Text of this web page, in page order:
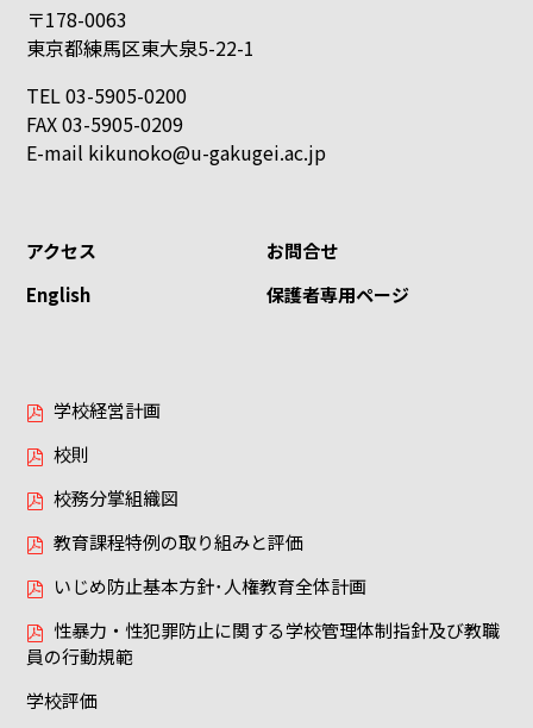
〒178-0063
東京都練馬区東大泉5-22-1
TEL 03-5905-0200
FAX 03-5905-0209
E-mail kikunoko@u-gakugei.ac.jp
アクセス
お問合せ
English
保護者専用ページ
学校経営計画
校則
校務分掌組織図
教育課程特例の取り組みと評価
いじめ防止基本方針･人権教育全体計画
性暴力・性犯罪防止に関する学校管理体制指針及び教職
員の行動規範
学校評価